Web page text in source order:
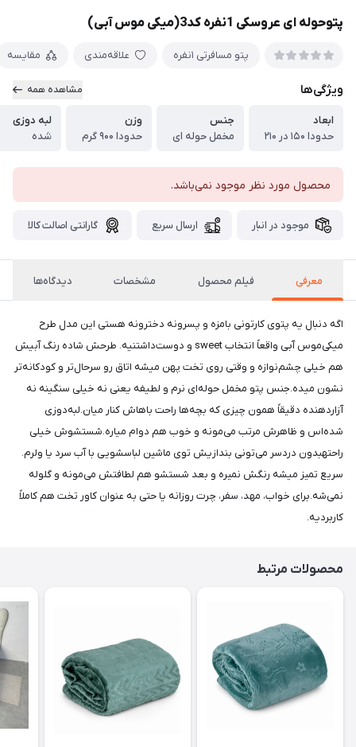
پتوحوله ای عروسکی 1نفره کد3(میکی موس آبی)
پتو مسافرتی ۱نفره علاقه‌مندی مقایسه
ویژگی‌ها مشاهده همه
ابعاد
حدودا ۱۵۰ در ۲۱۰
جنس
مخمل حوله ای
وزن
حدودا ۹۰۰ گرم
لبه دوزی
شده
محصول مورد نظر موجود نمی‌باشد.
موجود در انبار ارسال سریع گارانتی اصالت کالا
معرفی فیلم محصول مشخصات دیدگاه‌ها
اگه دنبال یه پتوی کارتونی بامزه و پسرونه دخترونه هستی این مدل طرح
میکی‌موس آبی واقعاً انتخاب sweet و دوست‌داشتنیه. طرحش شاده رنگ آبیش
هم خیلی چشم‌نوازه و وقتی روی تخت پهن میشه اتاق رو سرحال‌تر و کودکانه‌تر
نشون میده.جنس پتو مخمل‌ حوله‌ای نرم و لطیفه یعنی نه خیلی سنگینه نه
آزاردهنده دقیقاً همون چیزی که بچه‌ها راحت باهاش کنار میان.لبه‌دوزی
شده‌اس و ظاهرش مرتب می‌مونه و خوب هم دوام میاره.شستشوش خیلی
راحتهبدون دردسر می‌تونی بندازیش توی ماشین لباسشویی با آب سرد یا ولرم.
سریع تمیز میشه رنگش نمیره و بعد شستشو هم لطافتش می‌مونه و گلوله
نمی‌شه.برای خواب، مهد، سفر، چرت روزانه یا حتی به عنوان کاور تخت هم کاملاً
کاربردیه.
محصولات مرتبط